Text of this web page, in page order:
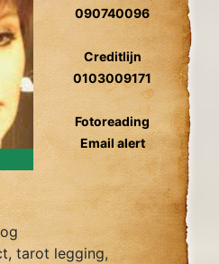
090740096
Creditlijn
0103009171
Fotoreading
Email alert
tarot legging,